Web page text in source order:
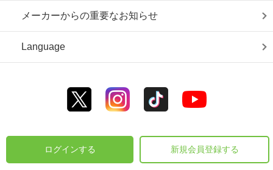
メーカーからの重要なお知らせ
Language
ログインする 新規会員登録する